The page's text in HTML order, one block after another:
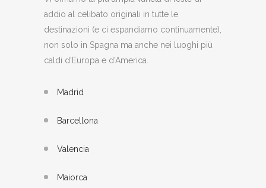
addio al celibato originali in tutte le
destinazioni (e ci espandiamo continuamente),
non solo in Spagna ma anche nei luoghi più
caldi d'Europa e d'America.
Madrid
Barcellona
Valencia
Maiorca